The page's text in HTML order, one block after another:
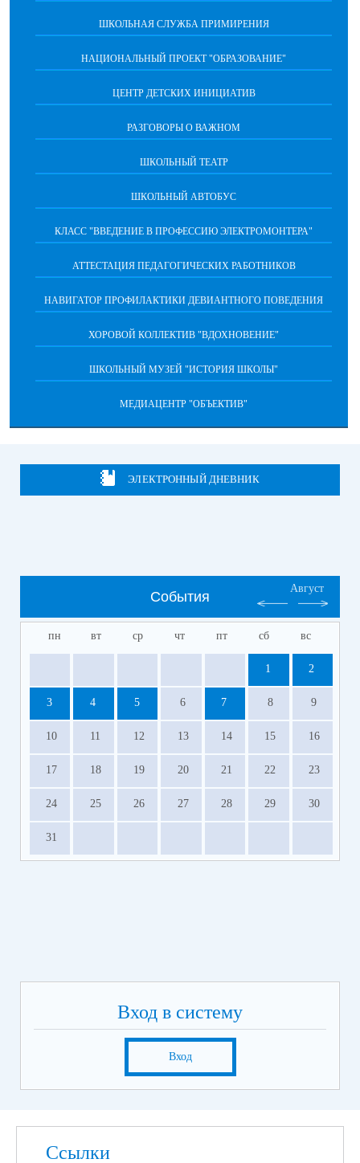
ШКОЛЬНАЯ СЛУЖБА ПРИМИРЕНИЯ
НАЦИОНАЛЬНЫЙ ПРОЕКТ "ОБРАЗОВАНИЕ"
ЦЕНТР ДЕТСКИХ ИНИЦИАТИВ
РАЗГОВОРЫ О ВАЖНОМ
ШКОЛЬНЫЙ ТЕАТР
ШКОЛЬНЫЙ АВТОБУС
КЛАСС "ВВЕДЕНИЕ В ПРОФЕССИЮ ЭЛЕКТРОМОНТЕРА"
АТТЕСТАЦИЯ ПЕДАГОГИЧЕСКИХ РАБОТНИКОВ
НАВИГАТОР ПРОФИЛАКТИКИ ДЕВИАНТНОГО ПОВЕДЕНИЯ
ХОРОВОЙ КОЛЛЕКТИВ "ВДОХНОВЕНИЕ"
ШКОЛЬНЫЙ МУЗЕЙ "ИСТОРИЯ ШКОЛЫ"
МЕДИАЦЕНТР "ОБЪЕКТИВ"
ЭЛЕКТРОННЫЙ ДНЕВНИК
События
Август
пн вт ср чт пт сб вс
1 2
3 4 5 6 7 8 9
10 11 12 13 14 15 16
17 18 19 20 21 22 23
24 25 26 27 28 29 30
31
Вход в систему
Вход
Ссылки